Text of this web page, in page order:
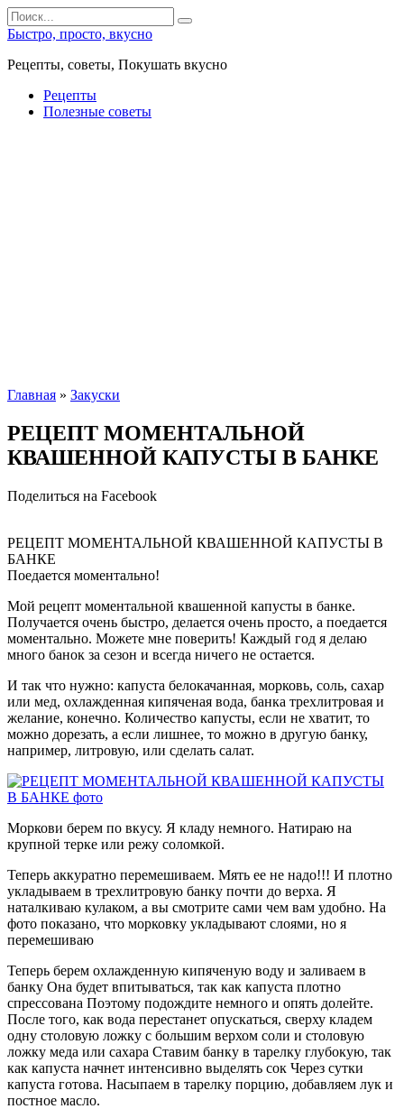
Перейти
к
контенту
Search
for:
Быстро, просто, вкусно
Рецепты, советы, Покушать вкусно
Рецепты
Полезные советы
Главная » Закуски
РЕЦЕПТ МОМЕНТАЛЬНОЙ
КВАШЕННОЙ КАПУСТЫ В БАНКЕ
Поделиться на Facebook
РЕЦЕПТ МОМЕНТАЛЬНОЙ КВАШЕННОЙ КАПУСТЫ В
БАНКЕ
Поедается моментально!
Мой рецепт моментальной квашенной капусты в банке.
Получается очень быстро, делается очень просто, а поедается
моментально. Можете мне поверить! Каждый год я делаю
много банок за сезон и всегда ничего не остается.
И так что нужно: капуста белокачанная, морковь, соль, сахар
или мед, охлажденная кипяченая вода, банка трехлитровая и
желание, конечно. Количество капусты, если не хватит, то
можно дорезать, а если лишнее, то можно в другую банку,
например, литровую, или сделать салат.
Моркови берем по вкусу. Я кладу немного. Натираю на
крупной терке или режу соломкой.
Теперь аккуратно перемешиваем. Мять ее не надо!!! И плотно
укладываем в трехлитровую банку почти до верха. Я
наталкиваю кулаком, а вы смотрите сами чем вам удобно. На
фото показано, что морковку укладывают слоями, но я
перемешиваю
Теперь берем охлажденную кипяченую воду и заливаем в
банку Она будет впитываться, так как капуста плотно
спрессована Поэтому подождите немного и опять долейте.
После того, как вода перестанет опускаться, сверху кладем
одну столовую ложку с большим верхом соли и столовую
ложку меда или сахара Ставим банку в тарелку глубокую, так
как капуста начнет интенсивно выделять сок Через сутки
капуста готова. Насыпаем в тарелку порцию, добавляем лук и
постное масло.